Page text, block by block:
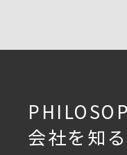
会社を知る